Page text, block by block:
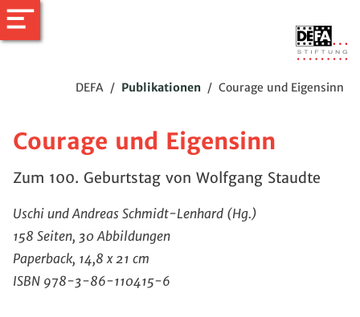
DEFA / Publikationen / Courage und Eigensinn
Courage und Eigensinn
Zum 100. Geburtstag von Wolfgang Staudte
Uschi und Andreas Schmidt-Lenhard (Hg.)
158 Seiten, 30 Abbildungen
Paperback, 14,8 x 21 cm
ISBN 978-3-86-110415-6